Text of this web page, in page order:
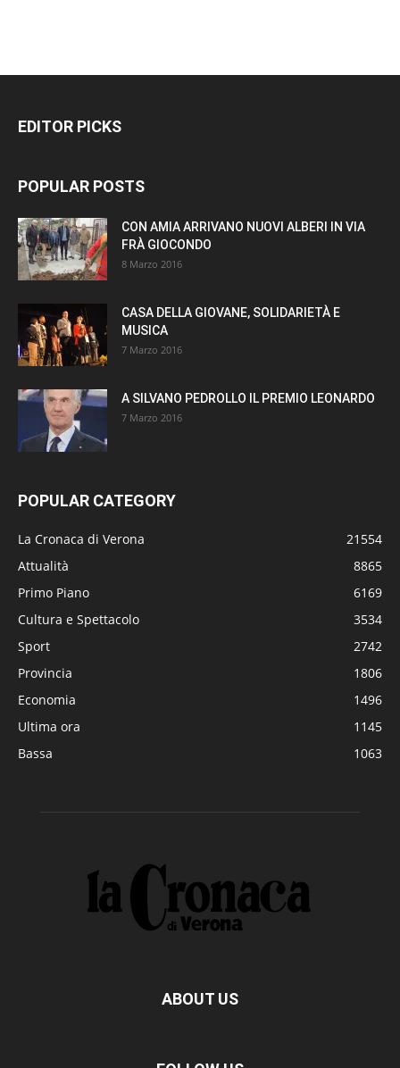
EDITOR PICKS
POPULAR POSTS
CON AMIA ARRIVANO NUOVI ALBERI IN VIA
FRÀ GIOCONDO
8 Marzo 2016
CASA DELLA GIOVANE, SOLIDARIETÀ E
MUSICA
7 Marzo 2016
A SILVANO PEDROLLO IL PREMIO LEONARDO
7 Marzo 2016
POPULAR CATEGORY
La Cronaca di Verona
21554
Attualità
8865
Primo Piano
6169
Cultura e Spettacolo
3534
Sport
2742
Provincia
1806
Economia
1496
Ultima ora
1145
Bassa
1063
ABOUT US